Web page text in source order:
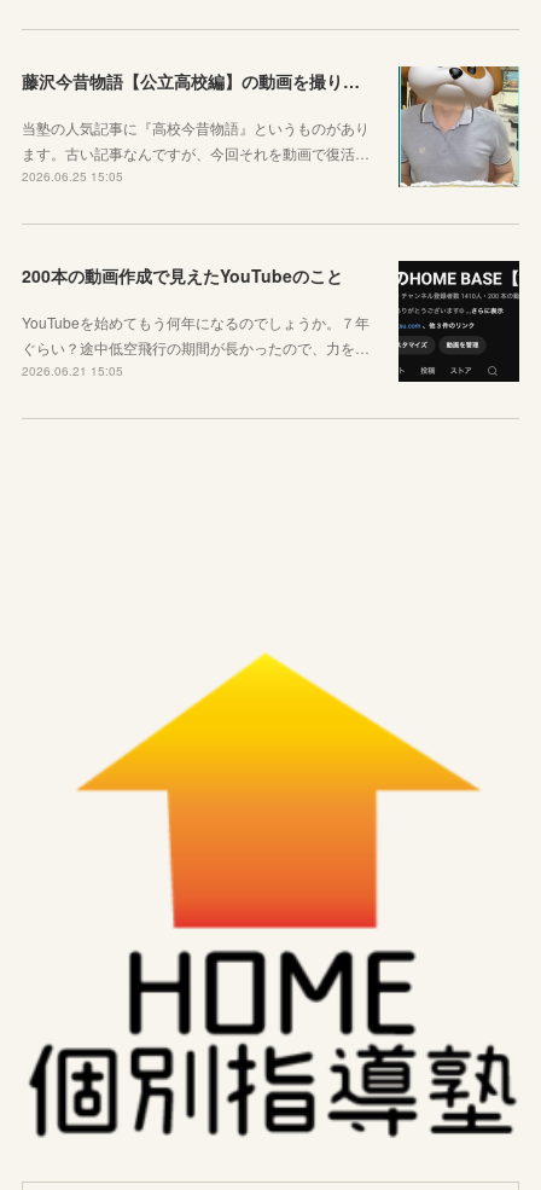
藤沢今昔物語【公立高校編】の動画を撮りました！
当塾の人気記事に『高校今昔物語』というものがあり
ます。古い記事なんですが、今回それを動画で復活…
2026.06.25 15:05
200本の動画作成で見えたYouTubeのこと
YouTubeを始めてもう何年になるのでしょうか。７年
ぐらい？途中低空飛行の期間が長かったので、力を…
2026.06.21 15:05